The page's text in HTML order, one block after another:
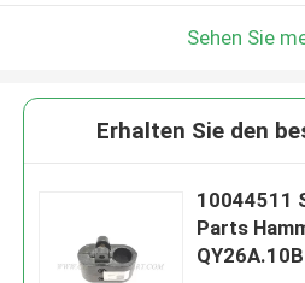
Sehen Sie
Erhalten Sie den
10044511
Parts